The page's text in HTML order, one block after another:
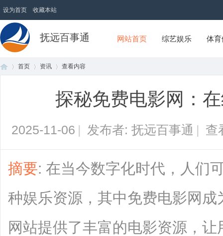
设为首页 收藏本站
抚远百事通 网站首页 综艺娱乐 体
首页 资讯 查看内容
探秘免费电影网：
2025-11-06 | 发布者: 抚远百事通 | 查
摘要: 在当今数字化时代，人们
种娱乐资源，其中免费电影网
网站提供了丰富的电影资源，